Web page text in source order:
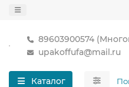
89603900574
upakoffufa@mail.ru
Каталог